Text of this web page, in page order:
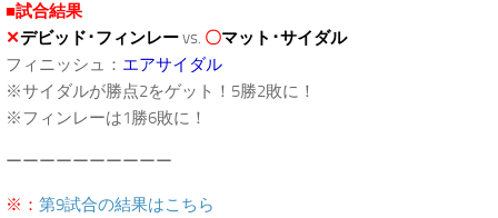
■試合結果
✕デビッド･フィンレーvs. 〇マット･サイダル
フィニッシュ： エアサイダル
※サイダルが勝点2をゲット！5勝2敗に！
※フィンレーは1勝6敗に！
ーーーーーーーーーー
※： 第9試合の結果はこちら